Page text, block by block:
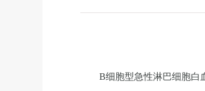
B细胞型急性淋巴细胞白